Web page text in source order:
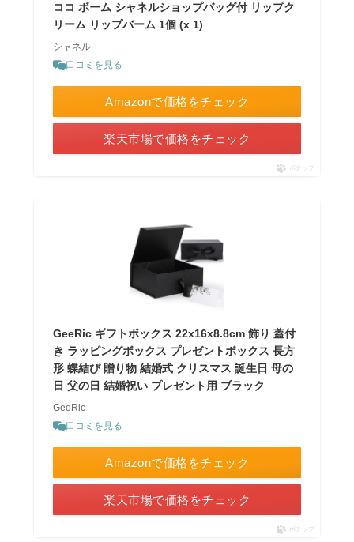
ココ ボーム シャネルショップバッグ付 リップク
リーム リップバーム 1個 (x 1)
シャネル
口コミを見る
Amazonで価格をチェック
楽天市場で価格をチェック
ポチップ
GeeRic ギフトボックス 22x16x8.8cm 飾り 蓋付
き ラッピングボックス プレゼントボックス 長方
形 蝶結び 贈り物 結婚式 クリスマス 誕生日 母の
日 父の日 結婚祝い プレゼント用 ブラック
GeeRic
口コミを見る
Amazonで価格をチェック
楽天市場で価格をチェック
ポチップ